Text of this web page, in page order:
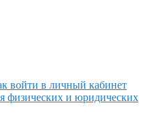
войти в личный кабинет
физических и юридических